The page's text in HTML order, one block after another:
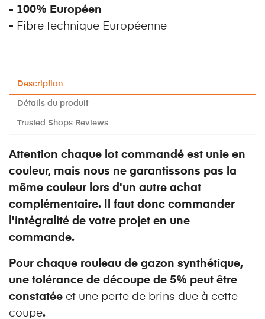
- 100% Européen
- Fibre technique Européenne
Description
Détails du produit
Trusted Shops Reviews
Attention chaque lot commandé est unie en
couleur, mais nous ne garantissons pas la
même couleur lors d'un autre achat
complémentaire. Il faut donc commander
l'intégralité de votre projet en une
commande.
Pour chaque rouleau de gazon synthétique,
une tolérance de découpe de 5% peut être
constatée et une perte de brins due à cette
coupe.